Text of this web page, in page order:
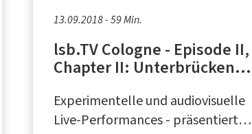
13.09.2018 - 59 Min.
lsb.TV Cologne - Episode II,
Chapter II: Unterbrücken
Experimentelle und audiovisuelle
Live-Performances - präsentiert